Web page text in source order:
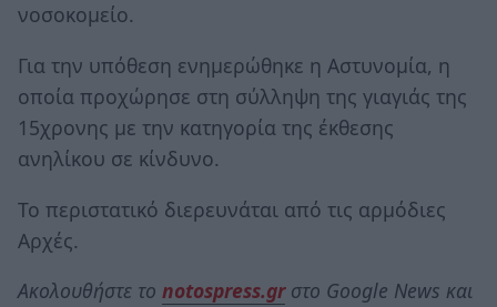
νοσοκομείο.
Για την υπόθεση ενημερώθηκε η Αστυνομία, η
οποία προχώρησε στη σύλληψη της γιαγιάς της
15χρονης με την κατηγορία της έκθεσης
ανηλίκου σε κίνδυνο.
Το περιστατικό διερευνάται από τις αρμόδιες
Αρχές.
Ακολουθήστε το notospress.grστο Google News και